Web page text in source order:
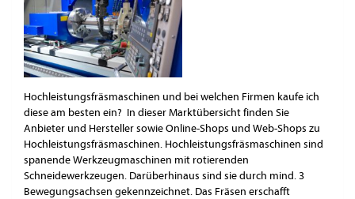
Hochleistungsfräsmaschinen und bei welchen Firmen kaufe ich
diese am besten ein? In dieser Marktübersicht finden Sie
Anbieter und Hersteller sowie Online-Shops und Web-Shops zu
Hochleistungsfräsmaschinen. Hochleistungsfräsmaschinen sind
spanende Werkzeugmaschinen mit rotierenden
Schneidewerkzeugen. Darüberhinaus sind sie durch mind. 3
Bewegungsachsen gekennzeichnet. Das Fräsen erschafft